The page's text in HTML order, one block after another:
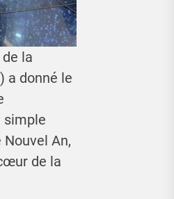
la
a donné le
simple
An,
de la